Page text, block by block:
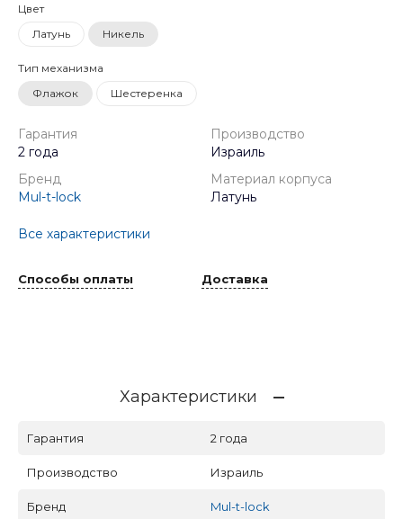
Цвет
Латунь
Никель
Тип механизма
Флажок
Шестеренка
Гарантия
2 года
Производство
Израиль
Бренд
Mul-t-lock
Материал корпуса
Латунь
Все характеристики
Способы оплаты Доставка
Характеристики
Гарантия 2 года
Производство Израиль
Бренд Mul-t-lock